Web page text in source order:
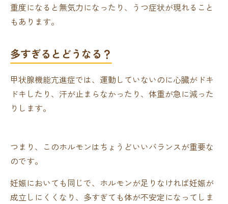
重度になると無気力になったり、うつ症状が現れること
もあります。
多すぎるとどうなる？
甲状腺機能亢進症では、運動していないのに心臓がドキ
ドキしたり、汗が止まらなかったり、体重が急に減った
りします。
つまり、このホルモンはちょうどいいバランスが重要な
のです。
妊娠においても同じで、ホルモンが足りなければ妊娠が
成立しにくくなり、多すぎても体が不安定になってしま